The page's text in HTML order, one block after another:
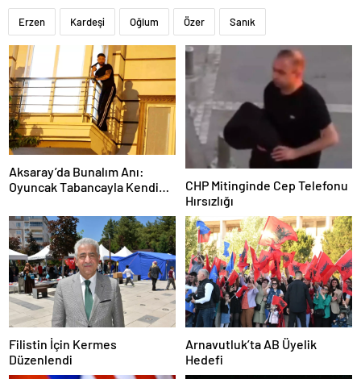
Erzen Kardeşi Oğlum Özer Sanık
Aksaray’da Bunalım Anı:
Oyuncak Tabancayla Kendine
CHP Mitinginde Cep Telefonu
Hırsızlığı
Filistin İçin Kermes
Düzenlendi
Arnavutluk’ta AB Üyelik
Hedefi